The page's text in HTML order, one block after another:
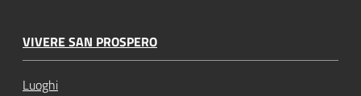
VIVERE SAN PROSPERO
Luoghi